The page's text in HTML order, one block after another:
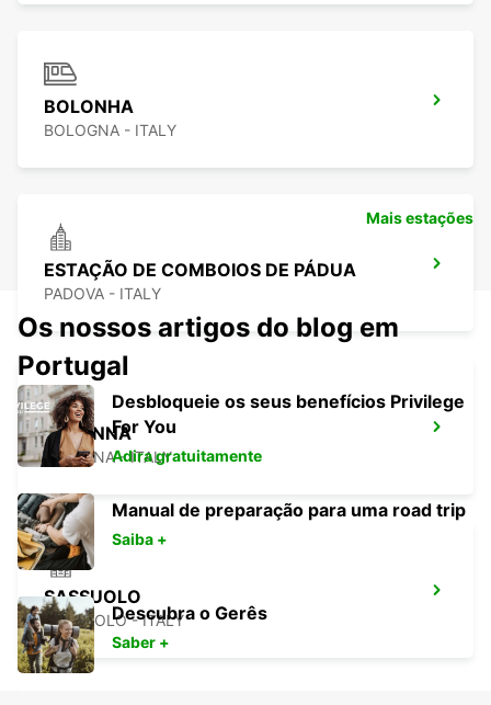
BOLONHA
BOLOGNA - ITALY
ESTAÇÃO DE COMBOIOS DE PÁDUA
PADOVA - ITALY
RAVENNA
RAVENNA - ITALY
SASSUOLO
SASSUOLO - ITALY
Mais estações
Os nossos artigos do blog em
Portugal
Desbloqueie os seus benefícios Privilege
For You
Adira gratuitamente
Manual de preparação para uma road trip
Saiba +
Descubra o Gerês
Saber +